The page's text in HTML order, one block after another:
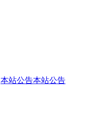
本站公告本站公告